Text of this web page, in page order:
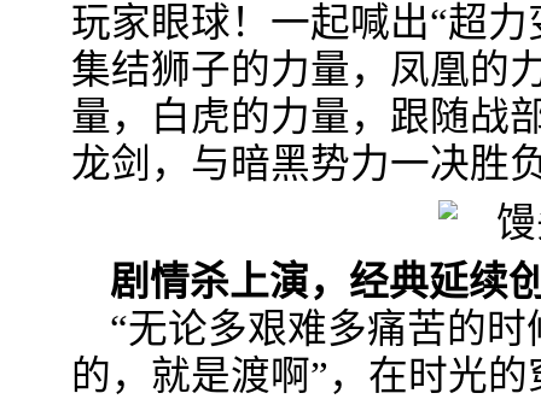
玩家眼球！一起喊出“超
集结狮子的力量，凤凰的
量，白虎的力量，跟随战
龙剑，与暗黑势力一决胜
剧情杀上演，经典延续
“无论多艰难多痛苦的
的，就是渡啊”，在时光